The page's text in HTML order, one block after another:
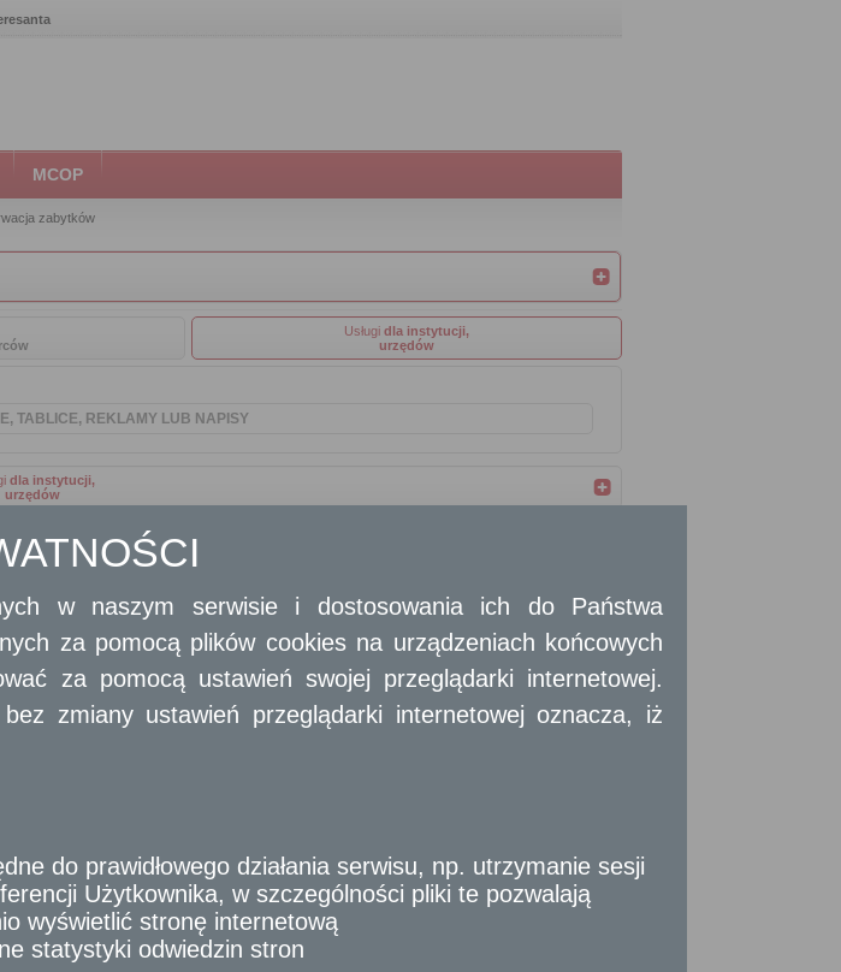
MCOP
zabytków
Usługi dla instytucji,
urzędów
TABLICE, REKLAMY LUB NAPISY
dla instytucji,
urzędów
Regionalnego w ramach Regionalnego Programu Operacyjnego Województwa Mazowieckiego
w naszym serwisie i dostosowania ich do Państwa
za pomocą plików cookies na urządzeniach końcowych
za pomocą ustawień swojej przeglądarki internetowej.
zmiany ustawień przeglądarki internetowej oznacza, iż
do prawidłowego działania serwisu, np. utrzymanie sesji
Użytkownika, w szczególności pliki te pozwalają
wyświetlić stronę internetową
statystyki odwiedzin stron